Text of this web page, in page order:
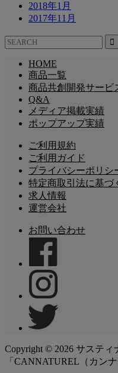
2018年1月
2017年11月
HOME
商品一覧
商品共創開発サービ
Q&A
メディア掲載実績
ポップアップ実績
ご利用規約
ご利用ガイド
プライバシーポリシ
特定商取引法に基づ
求人情報
運営会社
お問い合わせ
Copyright © 2026 サスティ
「CANNATUREL（カン